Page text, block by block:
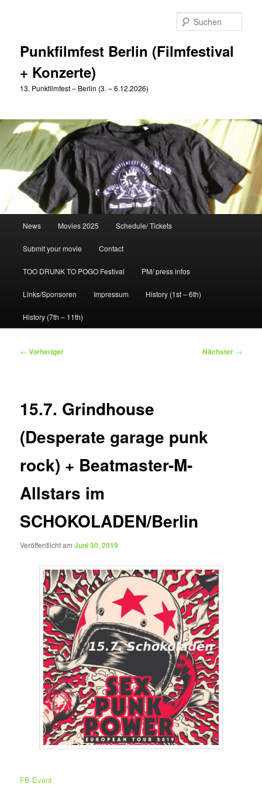
Punkfilmfest Berlin (Filmfestival
+ Konzerte)
13. Punkfilmfest – Berlin (3. – 6.12.2026)
News Movies 2025 Schedule/ Tickets
Submit your movie Contact
TOO DRUNK TO POGO Festival PM/ press infos
Links/Sponsoren Impressum History (1st – 6th)
History (7th – 11th)
Beitragsnavigation
← Vorheriger Nächster →
15.7. Grindhouse
(Desperate garage punk
rock) + Beatmaster-M-
Allstars im
SCHOKOLADEN/Berlin
Veröffentlicht amJuni 30, 2019
FB-Event